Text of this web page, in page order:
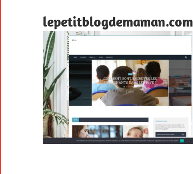
lepetitblogdemaman.com